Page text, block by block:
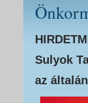
Sulyok
az